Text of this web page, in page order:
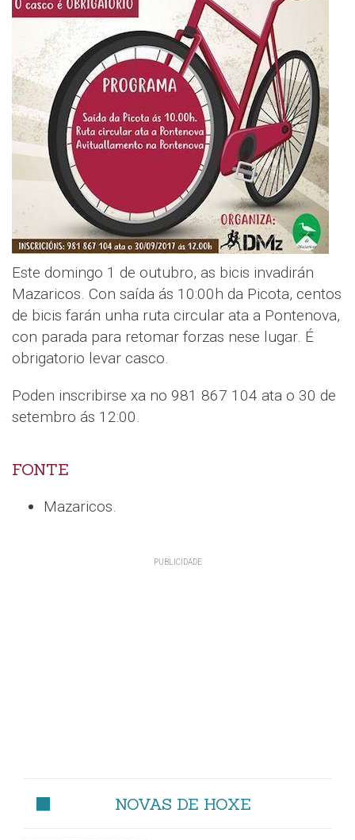
Este domingo 1 de outubro, as bicis invadirán
Mazaricos. Con saída ás 10:00h da Picota, centos
de bicis farán unha ruta circular ata a Pontenova,
con parada para retomar forzas nese lugar. É
obrigatorio levar casco.
Poden inscribirse xa no 981 867 104 ata o 30 de
setembro ás 12:00.
FONTE
Mazaricos.
NOVAS DE HOXE